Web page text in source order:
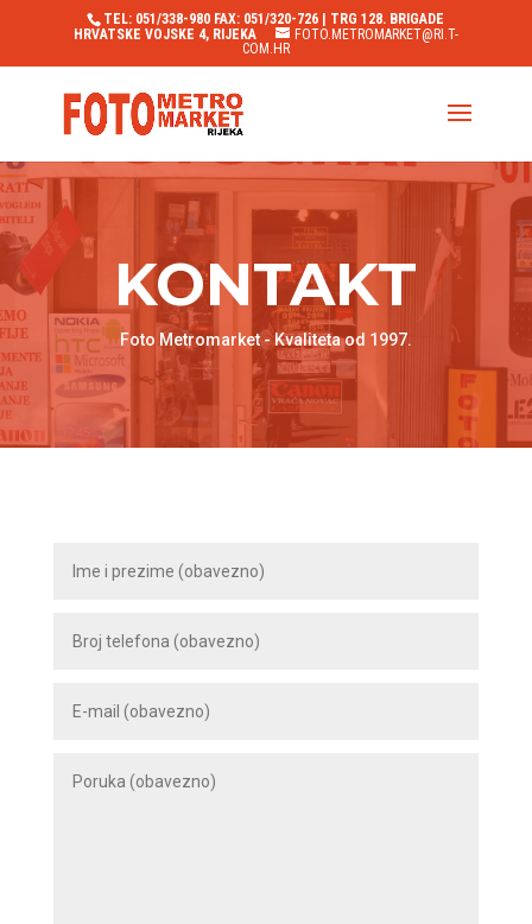
TEL: 051/338-980 FAX: 051/320-726 | TRG 128. BRIGADE
HRVATSKE VOJSKE 4, RIJEKA
FOTO.METROMARKET@RI.T-
COM.HR
KONTAKT
Foto Metromarket - Kvaliteta od 1997.